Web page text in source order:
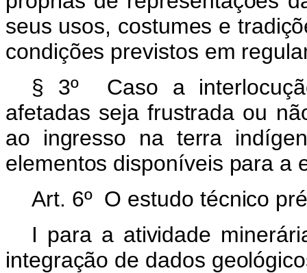
seus usos, costumes e
condições previstos em
§ 3º Caso a
afetadas seja frustrada ou
ao ingresso na terra
elementos disponíveis para a
Art. 6º O estudo técnico
I para a atividade
integração de dados